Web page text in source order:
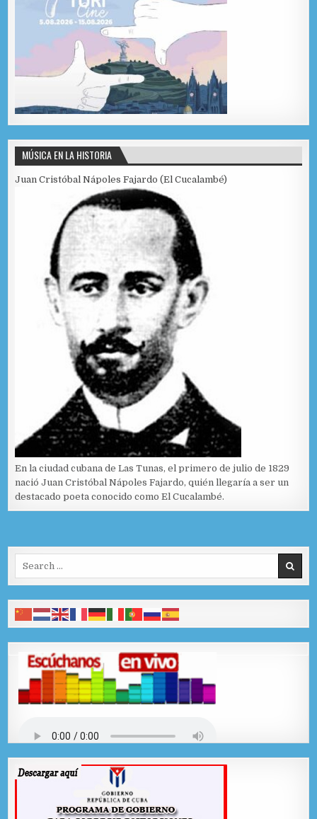
MÚSICA EN LA HISTORIA
Juan Cristóbal Nápoles Fajardo (El Cucalambé)
En la ciudad cubana de Las Tunas, el primero de julio de 1829
nació Juan Cristóbal Nápoles Fajardo, quién llegaría a ser un
destacado poeta conocido como El Cucalambé.
Search for: